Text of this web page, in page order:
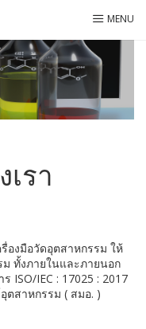
MENU
รา
องมือวัดอุตสาหกรรม ให้
ม ทั้งภายในและภายนอก
ISO/IEC : 17025 : 2017
สาหกรรม ( สมอ. )